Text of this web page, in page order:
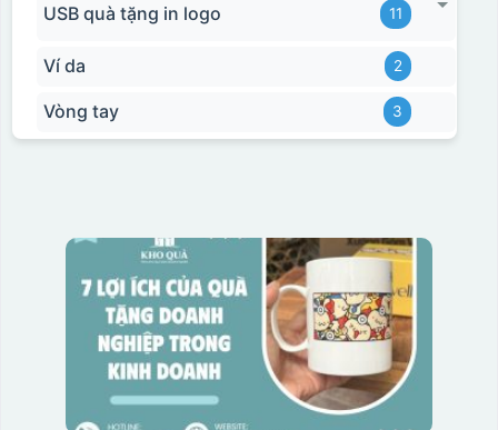
USB quà tặng in logo 11
Ví da 2
Vòng tay 3